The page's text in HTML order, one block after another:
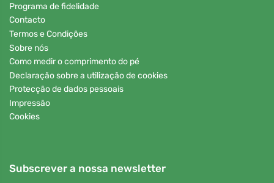
Programa de fidelidade
Contacto
Termos e Condições
Sobre nós
Como medir o comprimento do pé
Declaração sobre a utilização de cookies
Protecção de dados pessoais
Impressão
Cookies
Subscrever a nossa newsletter